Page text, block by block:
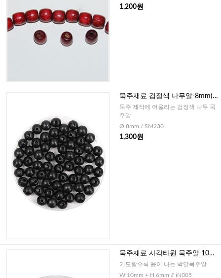
1,200원
묵주재료 검정색 나무알-8mm(3
0개)
묵주 제작에 어울리는 검정색 나무 묵
주알
Ø 8mm / SM230
1,300원
묵주재료 사각타원 묵주알 10m
m-10개
기도할수록 윤이 나는 박달묵주알
W 10mm + H 6mm // iN005